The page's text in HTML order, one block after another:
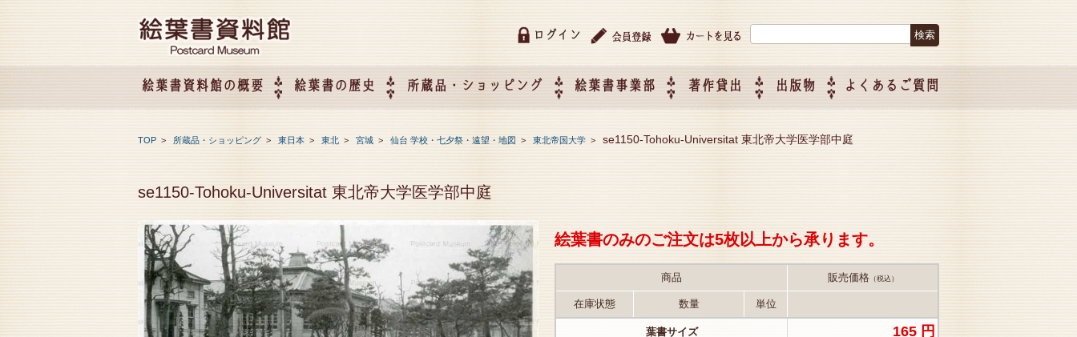
ログイン
絵葉書資料館の概要 絵葉書の歴史 所蔵品・ショッピング 絵葉書事業部
て
作）について
著作貸出 出版物 よくあるご質問
TOP > 所蔵品・ショッピング > 東日本 > 東北 > 宮城 > 仙台 学校・七夕祭・遠望・地図 > 東北帝国大学 > se1150-Tohoku-Universitat 東北帝大学医学部中庭
se1150-Tohoku-Universitat 東北帝大学医学部中庭
絵葉書のみのご注文は5枚以上から承ります。
商品 販売価格（税込）
在庫状態 数量 単位
葉書サイズ 165 円